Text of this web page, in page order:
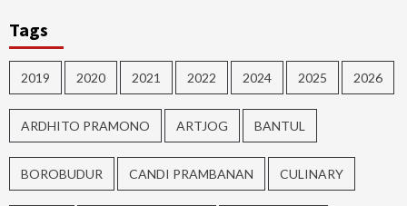
Tags
2019 2020 2021 2022 2024 2025 2026
ARDHITO PRAMONO ARTJOG BANTUL
BOROBUDUR CANDI PRAMBANAN CULINARY